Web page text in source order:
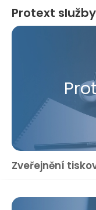
Protext služby
Zveřejnění